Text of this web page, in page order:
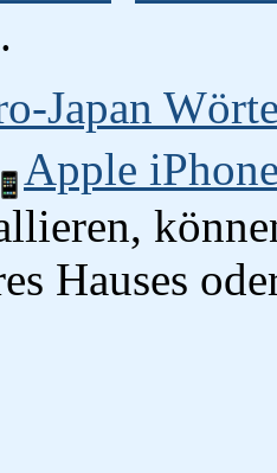
Japan
Apple
Hauses